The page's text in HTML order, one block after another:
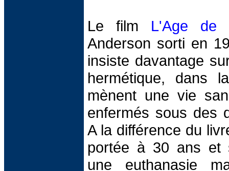
Le film L'Age de
Anderson sorti en
insiste davantage
hermétique, dans
mènent une vie
enfermés sous des
A la différence du
portée à 30 ans et
une euthanasie